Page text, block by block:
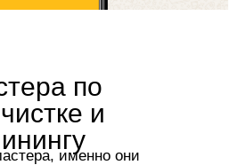
по
и
именно они